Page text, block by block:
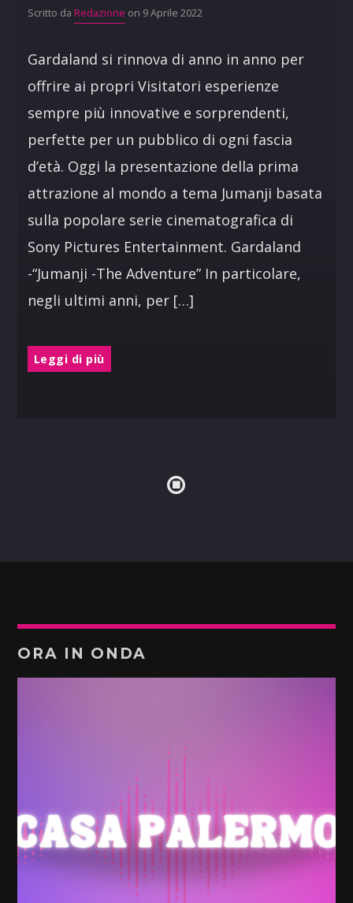
Scritto da Redazione on 9 Aprile 2022
Gardaland si rinnova di anno in anno per
offrire ai propri Visitatori esperienze
sempre più innovative e sorprendenti,
perfette per un pubblico di ogni fascia
d’età. Oggi la presentazione della prima
attrazione al mondo a tema Jumanji basata
sulla popolare serie cinematografica di
Sony Pictures Entertainment. Gardaland
-“Jumanji -The Adventure” In particolare,
negli ultimi anni, per […]
Leggi di più
ORA IN ONDA